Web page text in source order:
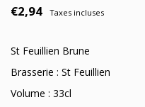
€2,94 Taxes incluses
St Feuillien Brune
Brasserie : St Feuillien
Volume : 33cl